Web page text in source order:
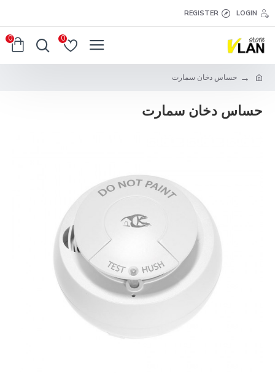
LOGIN
REGISTER
0
0
حساس دخان سمارت
حساس دخان سمارت